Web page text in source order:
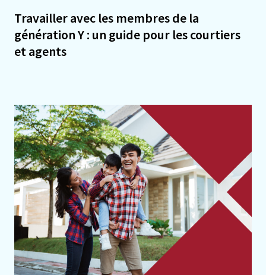
Travailler avec les membres de la
génération Y : un guide pour les courtiers
et agents